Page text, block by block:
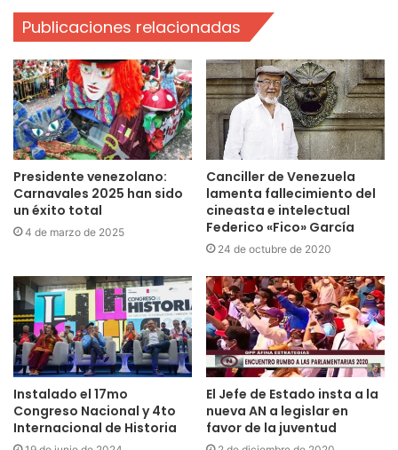
Publicaciones relacionadas
Presidente venezolano:
Carnavales 2025 han sido
un éxito total
4 de marzo de 2025
Canciller de Venezuela
lamenta fallecimiento del
cineasta e intelectual
Federico «Fico» García
24 de octubre de 2020
Instalado el 17mo
Congreso Nacional y 4to
Internacional de Historia
El Jefe de Estado insta a la
nueva AN a legislar en
favor de la juventud